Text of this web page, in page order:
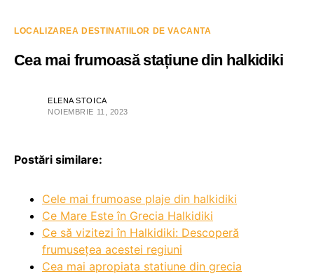
LOCALIZAREA DESTINATIILOR DE VACANTA
Cea mai frumoasă stațiune din halkidiki
ELENA STOICA
NOIEMBRIE 11, 2023
Postări similare:
Cele mai frumoase plaje din halkidiki
Ce Mare Este în Grecia Halkidiki
Ce să vizitezi în Halkidiki: Descoperă
frumusețea acestei regiuni
Cea mai apropiata statiune din grecia